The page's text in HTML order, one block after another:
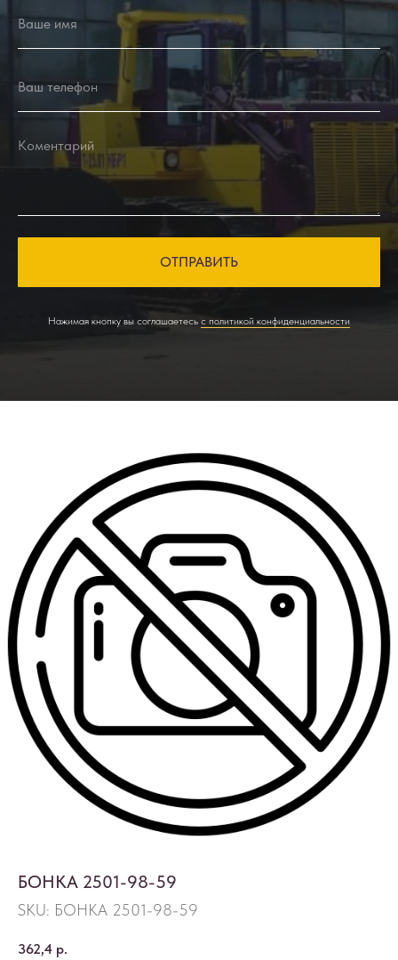
ОТПРАВИТЬ
Нажимая кнопку вы соглашаетесь с политикой конфиденциальности
БОНКА 2501-98-59
SKU: БОНКА 2501-98-59
362,4 р.